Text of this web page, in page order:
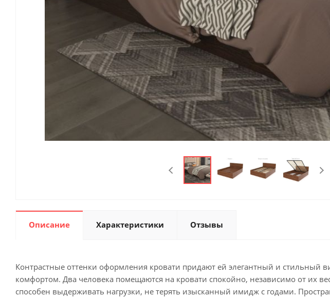
Описание Характеристики Отзывы
Контрастные оттенки оформления кровати придают ей элегантный и
комфортом. Два человека помещаются на кровати спокойно, независимо от их
способен выдерживать нагрузки, не терять изысканный имидж с годами.